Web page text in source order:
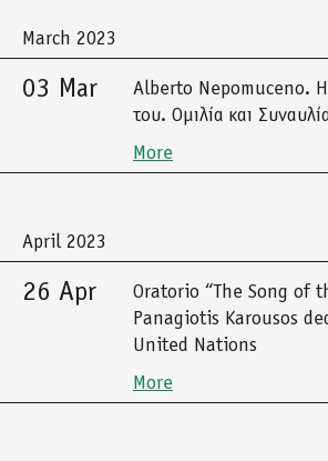
March 2023
03 Mar
Alberto Nepomuceno. Η
του. Ομιλία και
More
April 2023
26 Apr
Oratorio “The Song of
Panagiotis Karousos
United Nations
More